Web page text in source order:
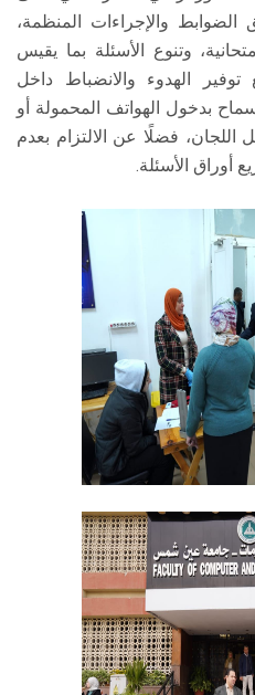
الضوابط والإجراءات المنظمة،
وتنوع الأسئلة بما يقيس
الهدوء والانضباط داخل
بدخول الهواتف المحمولة أو
فضلًا عن الالتزام بعدم
أوراق الأسئلة.